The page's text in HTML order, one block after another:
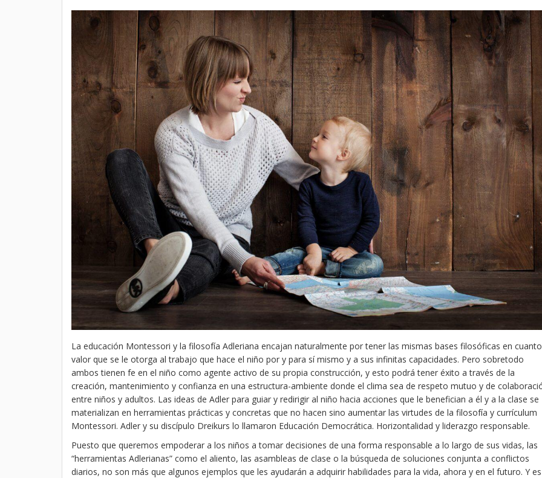
La educación Montessori y la filosofía Adleriana encajan naturalmente por tener las mismas bases filosóficas en
valor que se le otorga al trabajo que hace el niño por y para sí mismo y a sus infinitas capacidades. Pero sobretodo
ambos tienen fe en el niño como agente activo de su propia construcción, y esto podrá tener éxito a través de la
creación, mantenimiento y confianza en una estructura-ambiente donde el clima sea de respeto mutuo y de
entre niños y adultos. Las ideas de Adler para guiar y redirigir al niño hacia acciones que le benefician a él y a la clase se
materializan en herramientas prácticas y concretas que no hacen sino aumentar las virtudes de la filosofía y currículum
Montessori. Adler y su discípulo Dreikurs lo llamaron Educación Democrática. Horizontalidad y liderazgo responsable.
Puesto que queremos empoderar a los niños a tomar decisiones de una forma responsable a lo largo de sus vidas, las
“herramientas Adlerianas” como el aliento, las asambleas de clase o la búsqueda de soluciones conjunta a conflictos
diarios, no son más que algunos ejemplos que les ayudarán a adquirir habilidades para la vida, ahora y en el futuro. Y es